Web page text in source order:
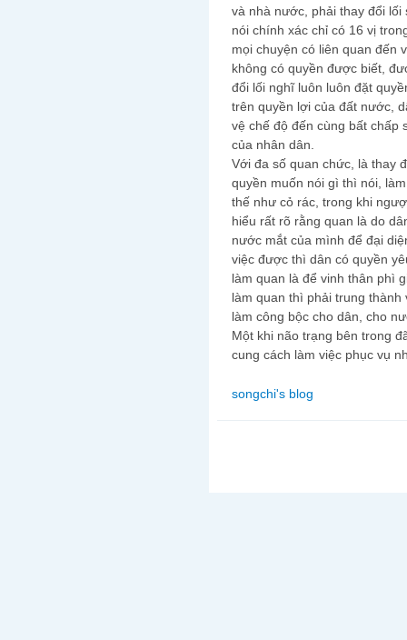
và nhà nước, phải thay đổi
nói chính xác chỉ có 16 vị
mọi chuyện có liên quan đến
không có quyền được biết,
đổi lối nghĩ luôn luôn đặt
trên quyền lợi của đất nước,
vệ chế độ đến cùng bất chấp
của nhân dân.
Với đa số quan chức, là thay
quyền muốn nói gì thì nói,
thế như cỏ rác, trong khi
hiểu rất rõ rằng quan là do
nước mắt của mình để đại
việc được thì dân có quyền
làm quan là để vinh thân phì
làm quan thì phải trung
làm công bộc cho dân, cho
Một khi não trạng bên trong
cung cách làm việc phục vụ
songchi's blog